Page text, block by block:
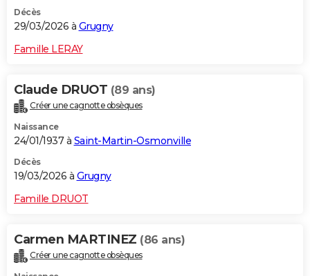
Décès
29/03/2026 à Grugny
Famille LERAY
Claude DRUOT (89 ans)
Créer une cagnotte obsèques
Naissance
24/01/1937 à Saint-Martin-Osmonville
Décès
19/03/2026 à Grugny
Famille DRUOT
Carmen MARTINEZ (86 ans)
Créer une cagnotte obsèques